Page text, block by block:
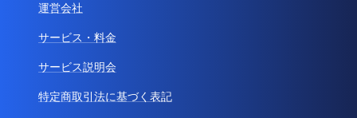
運営会社
サービス・料金
サービス説明会
特定商取引法に基づく表記